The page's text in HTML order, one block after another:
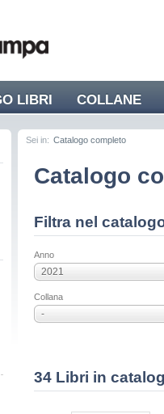
LIBRI COLLANE
Sei in: Catalogo completo
Catalogo
Filtra nel
Anno
2021
Collana
-
34 Libri in